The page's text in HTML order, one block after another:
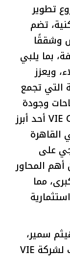
تطوير
تضم
وشققًا
بما يلبي
ويعزز
التي تجمع
وجودة
التصميم. ويُعد مشروع VIE Collective أحد أبرز
القاهرة
على
المحاور
مما
سمير،
الرئيس التنفيذي والعضو المنتدب لشركة VIE